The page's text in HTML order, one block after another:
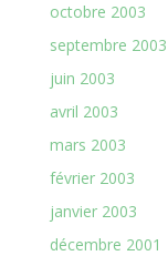
octobre 2003
septembre 2003
juin 2003
avril 2003
mars 2003
février 2003
janvier 2003
décembre 2001